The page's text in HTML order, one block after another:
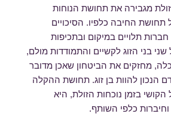
מגבירה את תחושת הנוחות
תחושת החיבה כלפיו. הסיכויים
חברות תלויים במיקום ובתכיפות
בני הזוג לקשיים והתמודדות מולם,
מחזקים את הביטחון שאכן מדובר
הנכון להוות בן זוג. תחושת ההקלה
בזמן נוכחות הזולת, היא
כלפי השותף.